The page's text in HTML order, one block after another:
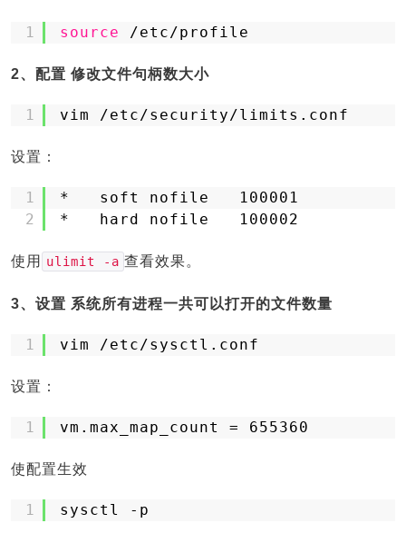
1 source /etc/profile
2、配置 修改文件句柄数大小
1 vim /etc/security/limits .conf
设置：
1
2
*   soft nofile   100001
*   hard nofile   100002
使用 ulimit -a 查看效果。
3、设置 系统所有进程一共可以打开的文件数量
1 vim /etc/sysctl .conf
设置：
1 vm.max_map_count = 655360
使配置生效
1 sysctl -p